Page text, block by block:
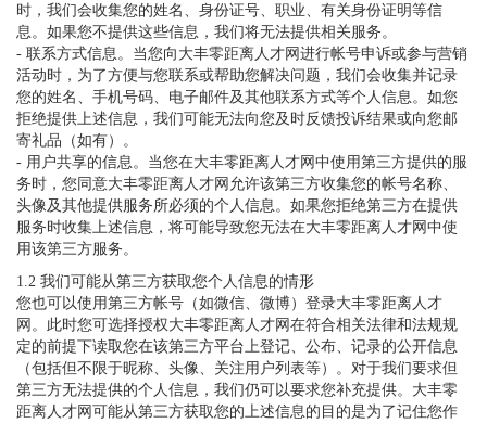
时，我们会收集您的姓名、身份证号、职业、有关身份证明等信
息。如果您不提供这些信息，我们将无法提供相关服务。
- 联系方式信息。当您向大丰零距离人才网进行帐号申诉或参与营销
活动时，为了方便与您联系或帮助您解决问题，我们会收集并记录
您的姓名、手机号码、电子邮件及其他联系方式等个人信息。如您
拒绝提供上述信息，我们可能无法向您及时反馈投诉结果或向您邮
寄礼品（如有）。
- 用户共享的信息。当您在大丰零距离人才网中使用第三方提供的服
务时，您同意大丰零距离人才网允许该第三方收集您的帐号名称、
头像及其他提供服务所必须的个人信息。如果您拒绝第三方在提供
服务时收集上述信息，将可能导致您无法在大丰零距离人才网中使
用该第三方服务。
1.2 我们可能从第三方获取您个人信息的情形
您也可以使用第三方帐号（如微信、微博）登录大丰零距离人才
网。此时您可选择授权大丰零距离人才网在符合相关法律和法规规
定的前提下读取您在该第三方平台上登记、公布、记录的公开信息
（包括但不限于昵称、头像、关注用户列表等）。对于我们要求但
第三方无法提供的个人信息，我们仍可以要求您补充提供。大丰零
距离人才网可能从第三方获取您的上述信息的目的是为了记住您作